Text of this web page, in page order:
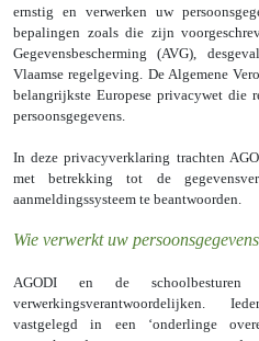
ernstig en verwerken uw
bepalingen zoals die zijn
Gegevensbescherming (AVG),
Vlaamse regelgeving. De Algemene
belangrijkste Europese privacywet die
persoonsgegevens.
In deze privacyverklaring trachten
met betrekking tot de
aanmeldingssysteem te beantwoorden.
Wie verwerkt uw
AGODI en de
verwerkingsverantwoordelijken.
vastgelegd in een ‘onderlinge